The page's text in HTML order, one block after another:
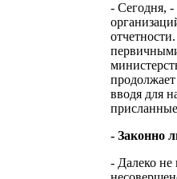
- Сегодня, -
вводя для
- Законно
- Далеко не